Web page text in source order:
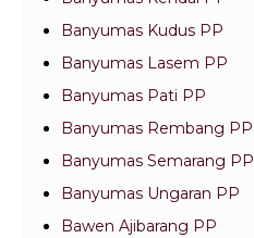
Banyumas Kudus PP
Banyumas Lasem PP
Banyumas Pati PP
Banyumas Rembang PP
Banyumas Semarang PP
Banyumas Ungaran PP
Bawen Ajibarang PP